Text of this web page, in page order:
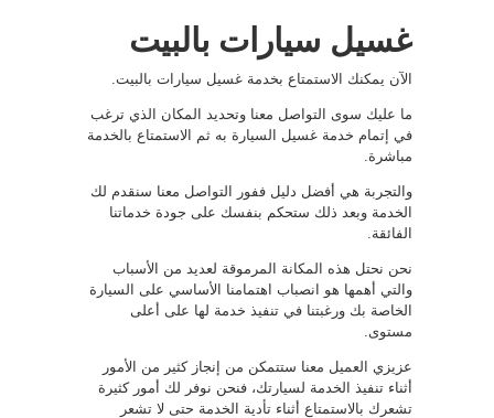
غسيل سيارات بالبيت
الآن يمكنك الاستمتاع بخدمة غسيل سيارات بالبيت.
ما عليك سوى التواصل معنا وتحديد المكان الذي ترغب
في إتمام خدمة غسيل السيارة به ثم الاستمتاع بالخدمة
مباشرة.
والتجربة هي أفضل دليل ففور التواصل معنا سنقدم لك
الخدمة وبعد ذلك ستحكم بنفسك على جودة خدماتنا
الفائقة.
نحن نحتل هذه المكانة المرموقة لعديد من الأسباب
والتي أهمها هو انصباب اهتمامنا الأساسي على السيارة
الخاصة بك ورغبتنا في تنفيذ خدمة لها على أعلى
مستوى.
عزيزي العميل معنا ستتمكن من إنجاز كثير من الأمور
أثناء تنفيذ الخدمة لسيارتك، فنحن نوفر لك أمور كثيرة
تشعرك بالاستمتاع أثناء تأدية الخدمة حتى لا تشعر